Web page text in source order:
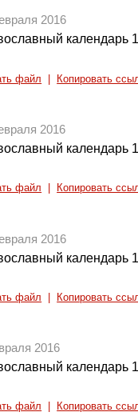
2016
календарь
файл Копировать
2016
календарь
файл Копировать
2016
календарь
файл Копировать
2016
календарь
файл Копировать